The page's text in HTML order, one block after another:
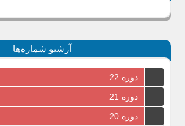
آرشیو شماره‌ها
دوره 22
دوره 21
دوره 20